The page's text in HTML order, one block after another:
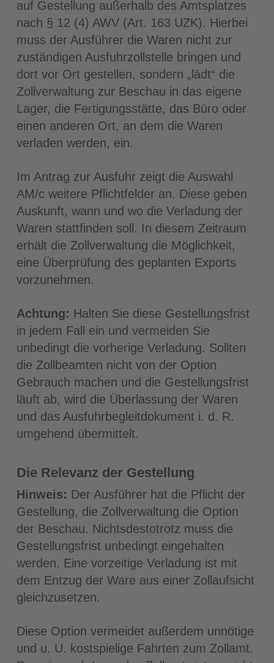
auf Gestellung außerhalb des Amtsplatzes
nach § 12 (4) AWV (Art. 163 UZK). Hierbei
muss der Ausführer die Waren nicht zur
zuständigen Ausfuhrzollstelle bringen und
dort vor Ort gestellen, sondern „lädt“ die
Zollverwaltung zur Beschau in das eigene
Lager, die Fertigungsstätte, das Büro oder
einen anderen Ort, an dem die Waren
verladen werden, ein.
Im Antrag zur Ausfuhr zeigt die Auswahl
AM/c weitere Pflichtfelder an. Diese geben
Auskunft, wann und wo die Verladung der
Waren stattfinden soll. In diesem Zeitraum
erhält die Zollverwaltung die Möglichkeit,
eine Überprüfung des geplanten Exports
vorzunehmen.
Achtung: Halten Sie diese Gestellungsfrist
in jedem Fall ein und vermeiden Sie
unbedingt die vorherige Verladung. Sollten
die Zollbeamten nicht von der Option
Gebrauch machen und die Gestellungsfrist
läuft ab, wird die Überlassung der Waren
und das Ausfuhrbegleitdokument i. d. R.
umgehend übermittelt.
Die Relevanz der Gestellung
Hinweis: Der Ausführer hat die Pflicht der
Gestellung, die Zollverwaltung die Option
der Beschau. Nichtsdestotrotz muss die
Gestellungsfrist unbedingt eingehalten
werden. Eine vorzeitige Verladung ist mit
dem Entzug der Ware aus einer Zollaufsicht
gleichzusetzen.
Diese Option vermeidet außerdem unnötige
und u. U. kostspielige Fahrten zum Zollamt.